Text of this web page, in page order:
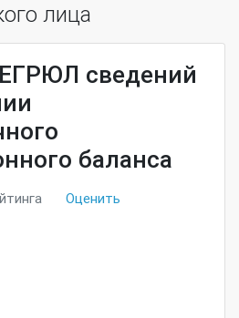
лица
сведений
баланса
Оценить